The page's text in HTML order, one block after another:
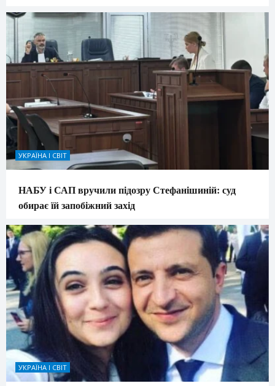
УКРАЇНА І СВІТ
НАБУ і САП вручили підозру Стефанішиній: суд
обирає їй запобіжний захід
УКРАЇНА І СВІТ